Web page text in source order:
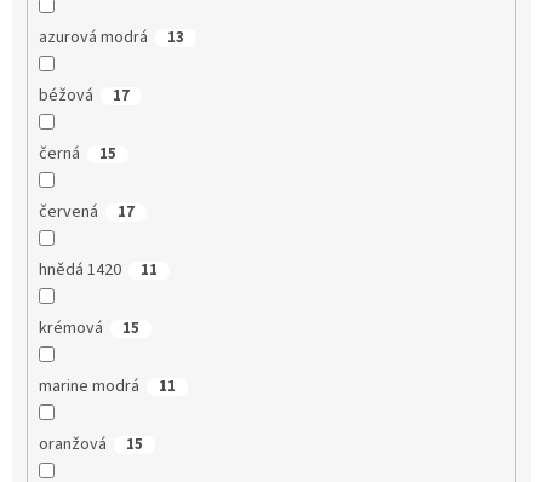
azurová modrá 13
béžová 17
černá 15
červená 17
hnědá 1420 11
krémová 15
marine modrá 11
oranžová 15